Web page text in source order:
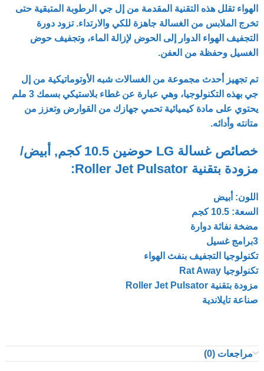
الهواء تقلل هذه التقنية المقدمة من إل جي الرطوبة المتبقية حتى
تخرج الملابس من الغسالة جاهزة للكي والارتداء. تزود دورة
التجفيف الهواء الدوار إلى الحوض لإزالة الماء، وتجفيف حوض
الغسيل وحفظة من العفن.
تم تجهيز أحدث مجموعة من الغسالات شبه الأوتوماتيكية من إل
جي بهذه التكنولوجيا، وهي عبارة عن غطاء بلاستيكي بسمك 3 ملم
يحتوي على مادة كيميائية تحمي جهازك من القوارض وتعزز من
متانته وأدائه.
خصائص غسالة LG حوضين 10.5 كجم, أبيض/
مزودة بتقنية Roller Jet Pulsator:
اللون: أبيض
السعة: 10.5 كجم
مضخة نفاثة دوارة
3برامج غسيل
تكنولوجيا التجفيف بنفث الهواء
تكنولوجيا Rat Away
مزودة بتقنية Roller Jet Pulsator
صناعة تايلاندية
مراجعات (0)